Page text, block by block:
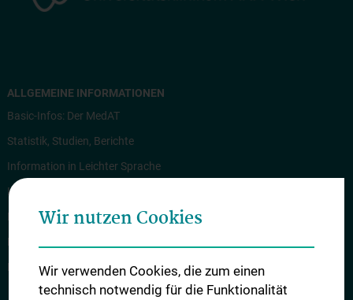
ALLGEMEINE INFORMATIONEN
Basic-Infos: Der MedAT
Statistik, Studien, Berichte
Information in Leichter Sprache
Information in English
Rechtliche Grundlagen
News
Kontakt
Wir nutzen Cookies
Wir verwenden Cookies, die zum einen
technisch notwendig für die Funktionalität